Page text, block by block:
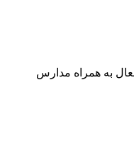
به همراه مدارس